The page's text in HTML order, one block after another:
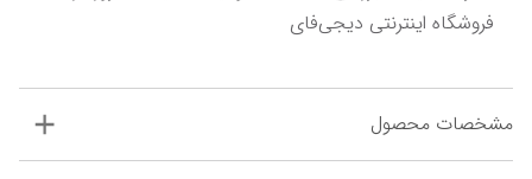
فروشگاه اینترنتی دیجی‌فای
مشخصات محصول